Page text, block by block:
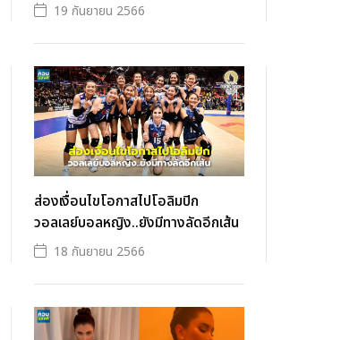
19 กันยายน 2566
ส่องเงื่อนไขโอกาสไปโอลิมปิก
วอลเลย์บอลหญิง..ยังมีทางลัดอีกเส้น
18 กันยายน 2566